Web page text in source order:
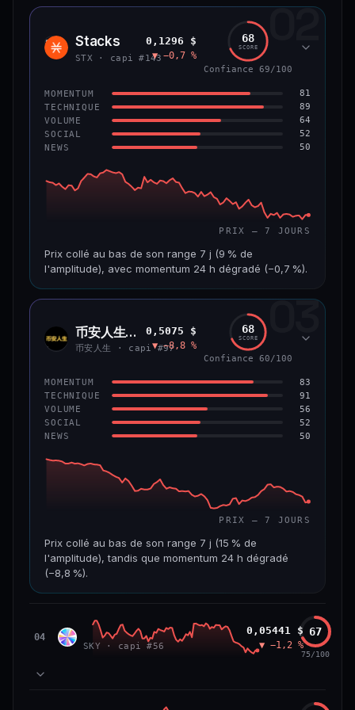
CAP. MARCHÉ VOLUME 24 H
VAR. 7 J VAR. 30 J
−9,9 %
VS ATH
−55,9 %
CONFIANCE 66/100
02
STX Stacks
STX · capi #143
0,1296 $
▼ −0,7 %
68
SCORE
Confiance 69/100
MOMENTUM 81
TECHNIQUE 89
VOLUME 64
SOCIAL 52
NEWS 50
PRIX — 7 JOURS
Prix collé au bas de son range 7 j (9 % de
l'amplitude), avec momentum 24 h dégradé (−0,7 %).
CAP. MARCHÉ VOLUME 24 H
VAR. 7 J VAR. 30 J
−22,2 %
VS ATH
−96,6 %
RANG CAPI.
#143
CONFIANCE 69/100
03
币安
人生
币安人生 (BinanceLife)
币安人生 · capi #97
0,5075 $
▼ −8,8 %
68
SCORE
Confiance 60/100
MOMENTUM 83
TECHNIQUE 91
VOLUME 56
SOCIAL 52
NEWS 50
PRIX — 7 JOURS
Prix collé au bas de son range 7 j (15 % de
l'amplitude), tandis que momentum 24 h dégradé
(−8,8 %).
508 M$ 8,7 M$
VAR. 7 J VAR. 30 J
04 SKY Sky
SKY · capi #56
0,05441 $
▼ −1,2 %
67
75/100
78